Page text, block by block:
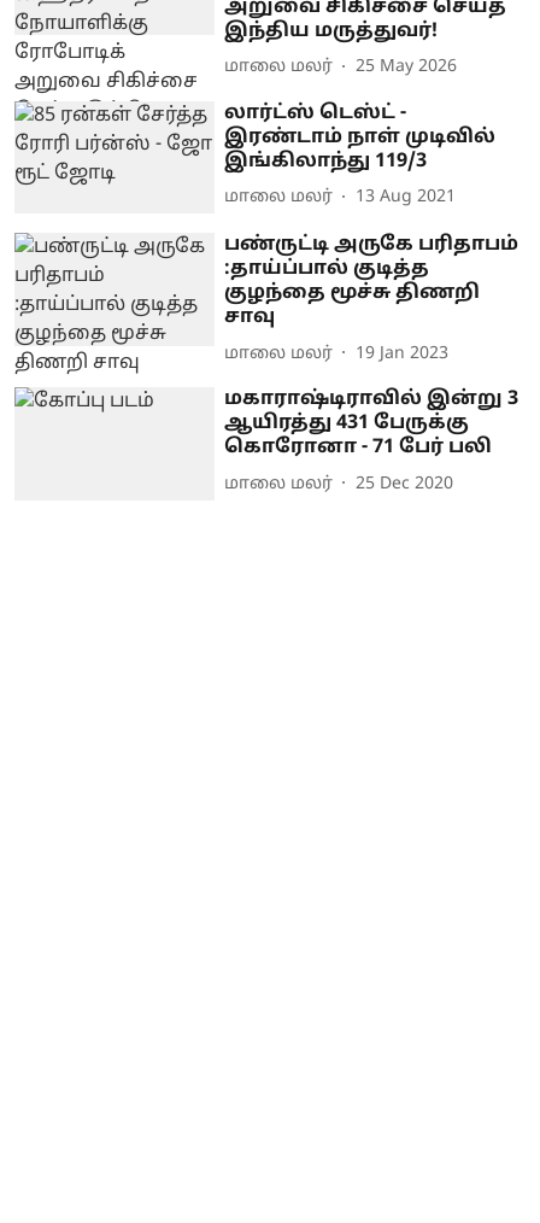
அறுவை சிகிச்சை செய்த
இந்திய மருத்துவர்!
மாலை மலர் 25 May 2026
லார்ட்ஸ் டெஸ்ட் -
இரண்டாம் நாள் முடிவில்
இங்கிலாந்து 119/3
மாலை மலர் 13 Aug 2021
பண்ருட்டி அருகே பரிதாபம்
:தாய்ப்பால் குடித்த
குழந்தை மூச்சு திணறி
சாவு
மாலை மலர் 19 Jan 2023
மகாராஷ்டிராவில் இன்று 3
ஆயிரத்து 431 பேருக்கு
கொரோனா - 71 பேர் பலி
மாலை மலர் 25 Dec 2020